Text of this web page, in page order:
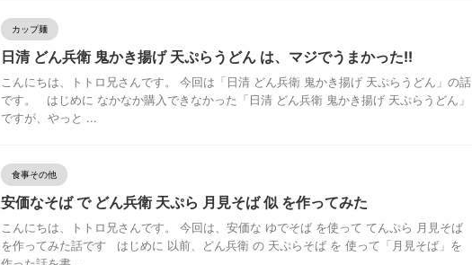
カップ麺
日清 どん兵衛 鬼かき揚げ 天ぷらうどん は、マジでうまかった!!
こんにちは、トトロ兄さんです。 今回は「日清 どん兵衛 鬼かき揚げ 天ぷらうどん」の話
です。 はじめに なかなか購入できなかった「日清 どん兵衛 鬼かき揚げ 天ぷらうどん」
ですが、やっと ...
食事その他
安価なそば で どん兵衛 天ぷら 月見そば 似 を作ってみた
こんにちは、トトロ兄さんです。 今回は、安価な ゆでそば を使って てんぷら 月見そば
を作ってみた話です はじめに 以前、どん兵衛 の 天ぷらそば を 使って「月見そば」を